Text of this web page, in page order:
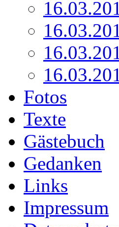
Fotos
Texte
Gästebuch
Gedanken
Links
Impressum